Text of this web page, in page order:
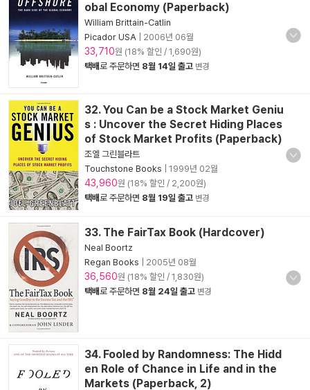
obal Economy (Paperback)
William Brittain-Catlin
Picador USA
2006년 06월
33,710원 (18% 할인 / 1,690원)
택배로 주문하면 8월 14일 출고 변경
32. You Can be a Stock Market Geniu
s : Uncover the Secret Hiding Places
of Stock Market Profits (Paperback)
조엘 그린블라트
Touchstone Books
1999년 02월
43,960원 (18% 할인 / 2,200원)
택배로 주문하면 8월 19일 출고 변경
33. The FairTax Book (Hardcover)
Neal Boortz
Regan Books
2005년 08월
36,560원 (18% 할인 / 1,830원)
택배로 주문하면 8월 24일 출고 변경
34. Fooled by Randomness: The Hidd
en Role of Chance in Life and in the
Markets (Paperback, 2)